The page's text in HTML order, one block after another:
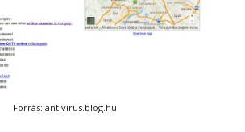
Forrás: antivirus.blog.hu